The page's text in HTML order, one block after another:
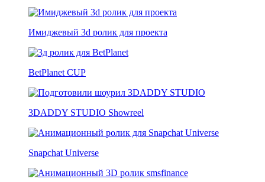
Имиджевый 3d ролик для проекта
BetPlanet CUP
3DADDY STUDIO Showreel
Snapchat Universe